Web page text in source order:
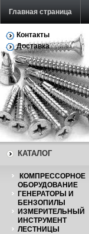
Главная страница
Обратная связь
Контакты
Доставка
КАТАЛОГ
КОМПРЕССОРНОЕ
ОБОРУДОВАНИЕ
ГЕНЕРАТОРЫ И
БЕНЗОПИЛЫ
ИЗМЕРИТЕЛЬНЫЙ
ИНСТРУМЕНТ
ЛЕСТНИЦЫ